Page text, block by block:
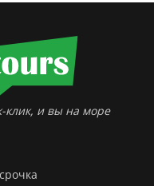
клик, и вы на море